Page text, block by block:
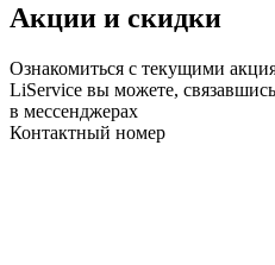
Акции и скидки
Ознакомиться с текущими
LiService вы можете,
в мессенджерах
Контактный номер